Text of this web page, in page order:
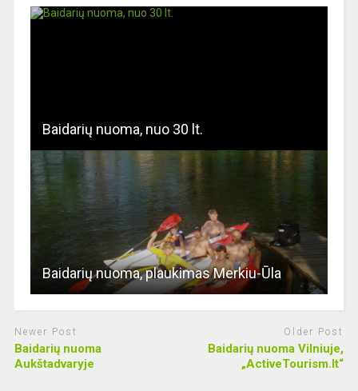
Baidarių nuoma, nuo 30 lt.
Baidarių nuoma, plaukimas Merkiu-Ūla
Newer Post
Baidarių nuoma
Aukštadvaryje
Older Post
Baidarių nuoma Vilniuje,
„ActiveTourism.lt“